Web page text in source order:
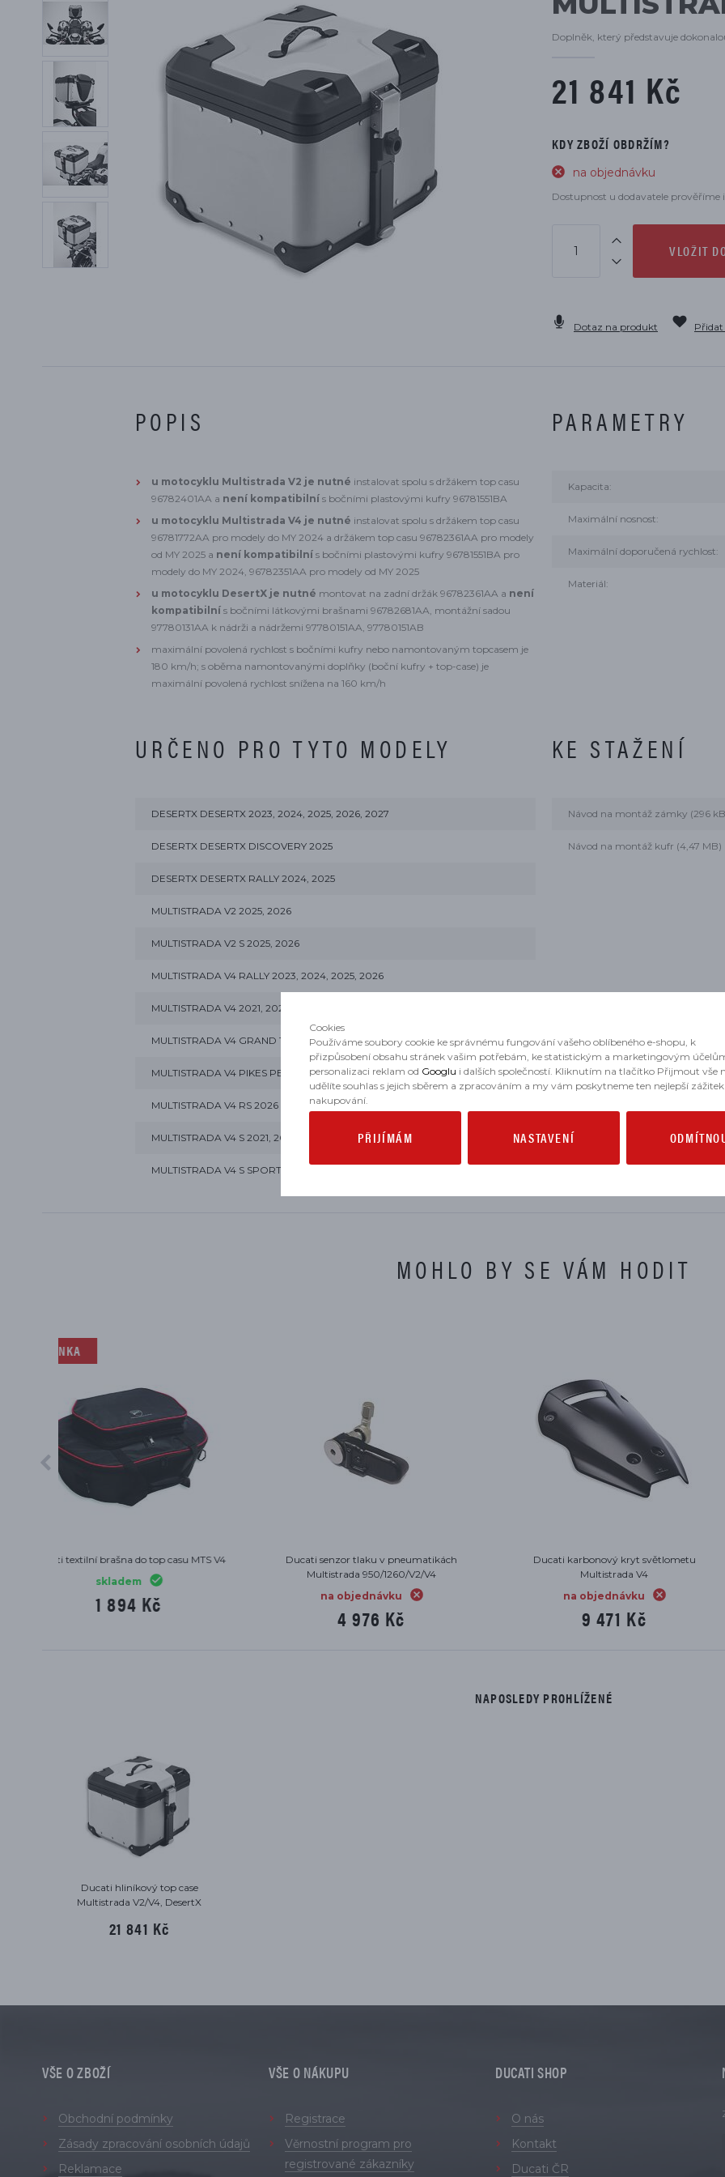
DÍLŮ
Doplněk, který představuje
21 841 Kč
KDY ZBOŽÍ OBDRŽÍM?
na objednávku
Dostupnost u dodavatele prověříme
VLOŽIT
Dotaz na produkt
POPIS
u motocyklu Multistrada V2 je nutné instalovat spolu s držákem top casu
96782401AA a není kompatibilní s bočními plastovými kufry 96781551BA
u motocyklu Multistrada V4 je nutné instalovat spolu s držákem top casu
96781772AA pro modely do MY 2024 a držákem top casu 96782361AA pro modely
od MY 2025 a není kompatibilní s bočními plastovými kufry 96781551BA pro
modely do MY 2024, 96782351AA pro modely od MY 2025
u motocyklu DesertX je nutné montovat na zadní držák 96782361AA a není
kompatibilní s bočními látkovými brašnami 96782681AA, montážní sadou
97780131AA k nádrži a nádržemi 97780151AA, 97780151AB
maximální povolená rychlost s bočními kufry nebo namontovaným topcasem je
180 km/h; s oběma namontovanými doplňky (boční kufry + top-case) je
maximální povolená rychlost snížena na 160 km/h
PARAMETRY
Kapacita:
Maximální nosnost:
Maximální doporučená rychlost:
Materiál:
URČENO PRO TYTO MODELY
DESERTX DESERTX 2023, 2024, 2025, 2026, 2027
DESERTX DESERTX DISCOVERY 2025
DESERTX DESERTX RALLY 2024, 2025
MULTISTRADA V2 2025, 2026
MULTISTRADA V2 S 2025, 2026
MULTISTRADA V4 RALLY 2023, 2024, 2025, 2026
MULTISTRADA V4 2021, 2022, 2023, 2024, 2025, 2026, 2027
MULTISTRADA V4 GRAND TOUR 2023, 2024
MULTISTRADA V4 PIKES PEAK 2021, 2022, 2023, 2024, 2025, 2026, 2027
MULTISTRADA V4 RS 2026
MULTISTRADA V4 S 2021, 2022, 2023, 2024, 2025, 2026, 2027
MULTISTRADA V4 S SPORT 2021, 2022, 2025, 2026
KE STAŽENÍ
Návod na montáž zámky (296
Návod na montáž kufr (4,47 MB)
MOHLO BY SE VÁM HODIT
Ducati senzor tlaku v pneumatikách
Multistrada 950/1260/V2/V4
na objednávku
4 976 Kč
Ducati karbonový kryt světlometu
Multistrada V4
na objednávku
9 471 Kč
LED směrová světla Ducati
698/950, Multistrada V4
skladem
3 314 Kč
NAPOSLEDY PROHLÍŽENÉ
Ducati hliníkový top case
Multistrada V2/V4, DesertX
21 841 Kč
VŠE O ZBOŽÍ
Obchodní podmínky
Zásady zpracování osobních údajů
Reklamace
VŠE O NÁKUPU
Registrace
Věrnostní program pro
registrované zákazníky
DUCATI SHOP
O nás
Kontakt
Ducati ČR
Cookies
Používáme soubory cookie ke správnému fungování vašeho oblíbeného e-shopu, k
přizpůsobení obsahu stránek vašim potřebám, ke statistickým a marketingovým
personalizaci reklam od Googlu i dalších společností. Kliknutím na tlačítko Přijmout vše
udělíte souhlas s jejich sběrem a zpracováním a my vám poskytneme ten nejlepší
nakupování.
PŘIJÍMÁM NASTAVENÍ